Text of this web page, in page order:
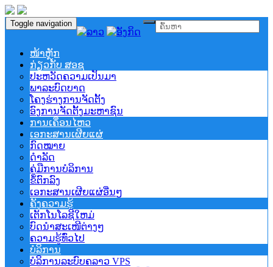
Toggle navigation
ໜ້າຫຼັກ
ກ່ຽວກັບ ສອຊ
ປະຫວັດຄວາມເປັນມາ
ພາລະບົດບາດ
ໂຄງຮ່າງການຈັດຕັ້ງ
ອົງການຈັດຕັ້ງມະຫາຊົນ
ການເຄຶ່ອນໄຫວ
ເອກະສານເຜີຍແຜ່
ກົດໝາຍ
ດຳລັດ
ຄູ່ມືການບໍລິການ
ຂໍ້ຕົກລົງ
ເອກະສານເຜີຍແຜ່ອື່ນໆ
ຄັງຄວາມຮູ້
ເຕັກໂນໂລຊີໃຫມ່
ບົດນຳສະເໜີຕ່າງໆ
ຄວາມຮູ້ທົ່ວໄປ
ບໍລິການ
ບໍລິການລະບົບຄລາວ VPS